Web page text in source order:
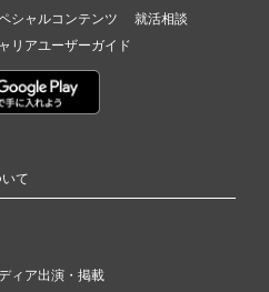
シャルコンテンツ
就活相談
リアユーザーガイド
て
ィア出演・掲載